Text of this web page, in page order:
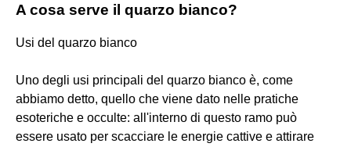
A cosa serve il quarzo bianco?
Usi del quarzo bianco
Uno degli usi principali del quarzo bianco è, come
abbiamo detto, quello che viene dato nelle pratiche
esoteriche e occulte: all'interno di questo ramo può
essere usato per scacciare le energie cattive e attirare